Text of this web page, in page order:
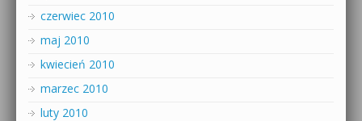
czerwiec 2010
maj 2010
kwiecień 2010
marzec 2010
luty 2010